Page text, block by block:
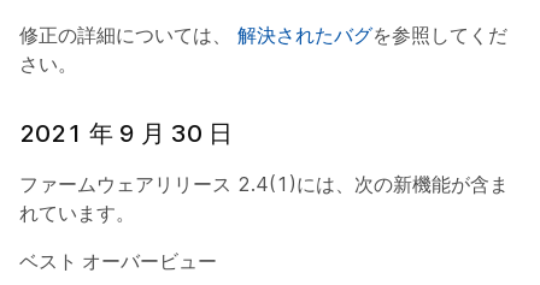
修正の詳細については、 解決されたバグを参照してくだ
さい。
2021 年 9 月 30 日
ファームウェアリリース 2.4(1)には、次の新機能が含ま
れています。
ベスト オーバービュー